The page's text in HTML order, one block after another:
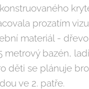
prozatím
materiál -
metrový bazén,
děti se plánuje
ve 2. patře.